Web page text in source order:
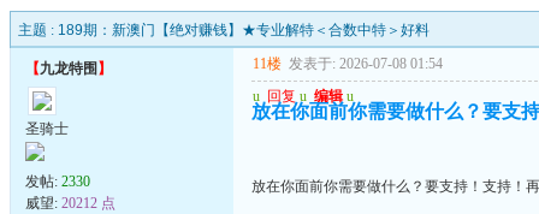
主题 : 189期：新澳门【绝对赚钱】★专业解特＜合数中特＞好料
【九龙特围 】
圣骑士
发帖: 2330
威望: 20212 点
11楼 发表于: 2026-07-08 01:54
u 回复 u 编辑 u
放在你面前你需要做什么？要支
放在你面前你需要做什么？要支持！支持！